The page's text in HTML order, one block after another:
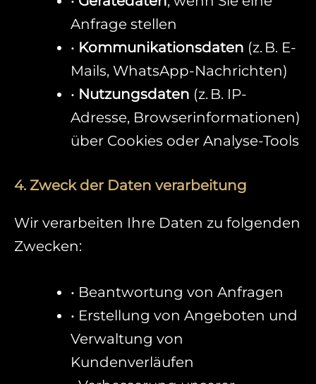
Anfrage stellen
• Kommunikationsdaten (z. B. E-
Mails, WhatsApp-Nachrichten)
• Nutzungsdaten (z. B. IP-
Adresse, Browserinformationen)
über Cookies oder Analyse-Tools
4. Zweck der Daten verarbeitung
Wir verarbeiten Ihre Daten zu folgenden
Zwecken:
• Beantwortung von Anfragen
• Erstellung von Angeboten und
Verwaltung von
Kundenverläufen